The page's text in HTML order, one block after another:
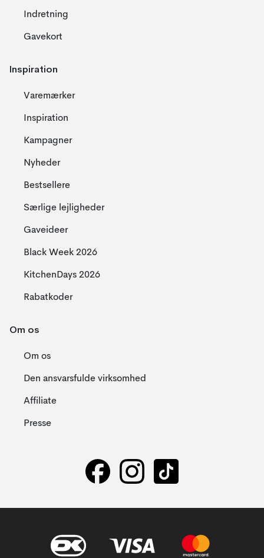
Indretning
Gavekort
Inspiration
Varemærker
Inspiration
Kampagner
Nyheder
Bestsellere
Særlige lejligheder
Gaveideer
Black Week 2026
KitchenDays 2026
Rabatkoder
Om os
Om os
Den ansvarsfulde virksomhed
Affiliate
Presse